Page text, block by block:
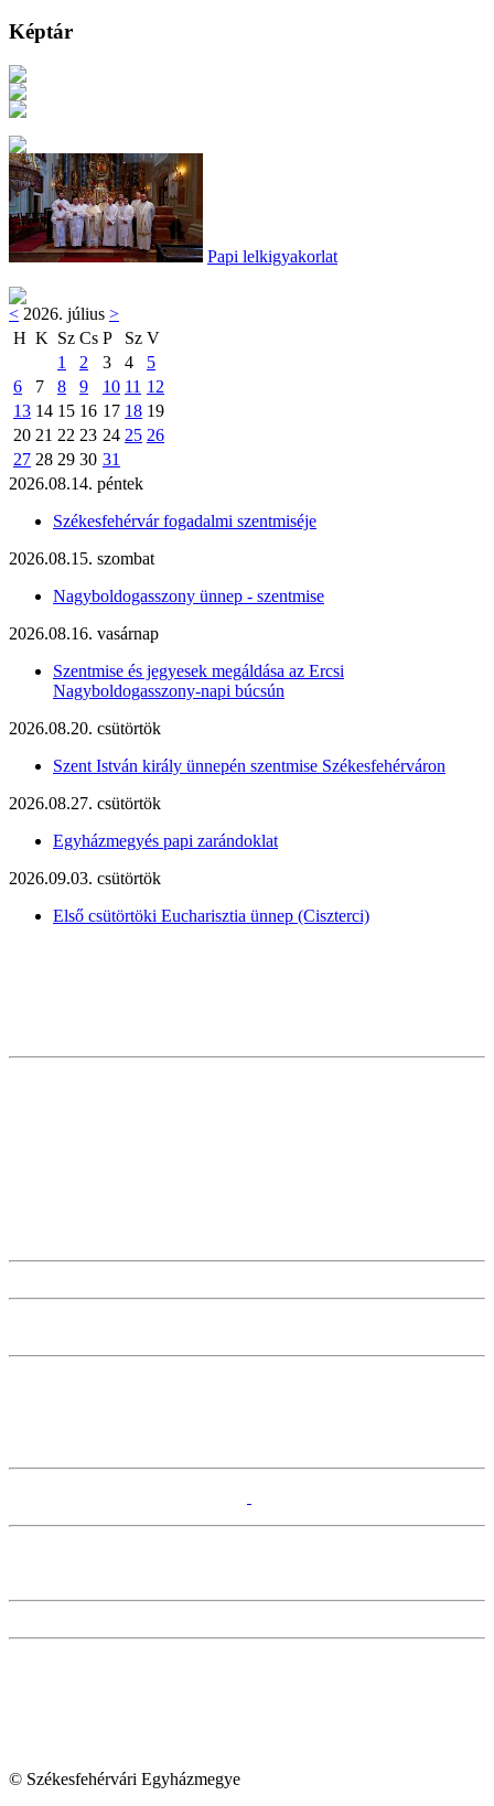
Képtár
Papi lelkigyakorlat
< 2026. július >
H K Sz Cs P Sz V
1
2 3 4
5
6
7 8 9 10 11 12
13 14 15 16 17 18 19
20 21 22 23 24 25 26
27 28 29 30 31
2026.08.14. péntek
Székesfehérvár fogadalmi szentmiséje
2026.08.15. szombat
Nagyboldogasszony ünnep - szentmise
2026.08.16. vasárnap
Szentmise és jegyesek megáldása az Ercsi
Nagyboldogasszony-napi búcsún
2026.08.20. csütörtök
Szent István király ünnepén szentmise Székesfehérváron
2026.08.27. csütörtök
Egyházmegyés papi zarándoklat
2026.09.03. csütörtök
Első csütörtöki Eucharisztia ünnep (Ciszterci)
© Székesfehérvári Egyházmegye